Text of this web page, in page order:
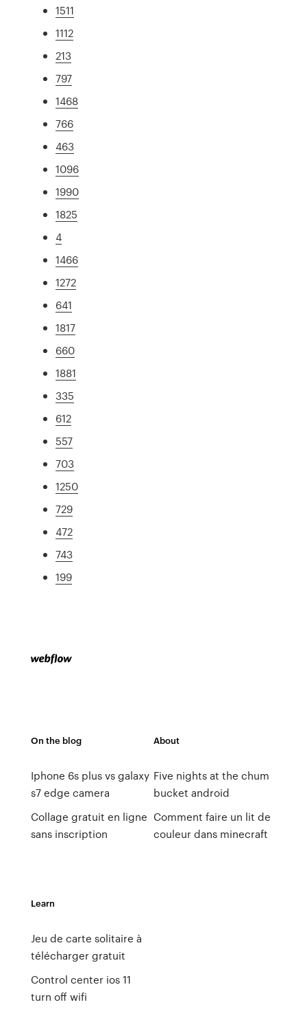
1511
1112
213
797
1468
766
463
1096
1990
1825
4
1466
1272
641
1817
660
1881
335
612
557
703
1250
729
472
743
199
On the blog
Iphone 6s plus vs galaxy
s7 edge camera
Collage gratuit en ligne
sans inscription
About
Five nights at the chum
bucket android
Comment faire un lit de
couleur dans minecraft
Learn
Jeu de carte solitaire à
télécharger gratuit
Control center ios 11
turn off wifi